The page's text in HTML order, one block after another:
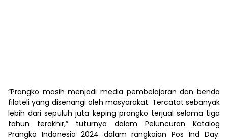
“Prangko masih menjadi media pembelajaran dan benda
filateli yang disenangi oleh masyarakat. Tercatat sebanyak
lebih dari sepuluh juta keping prangko terjual selama tiga
tahun terakhir,” tuturnya dalam Peluncuran Katalog
Prangko Indonesia 2024 dalam rangkaian Pos Ind Day: